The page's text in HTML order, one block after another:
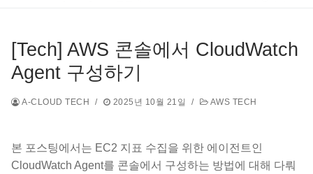
[Tech] AWS 콘솔에서 CloudWatch
Agent 구성하기
A-CLOUD TECH / 2025년 10월 21일 / AWS TECH
본 포스팅에서는 EC2 지표 수집을 위한 에이전트인
CloudWatch Agent를 콘솔에서 구성하는 방법에 대해 다뤄